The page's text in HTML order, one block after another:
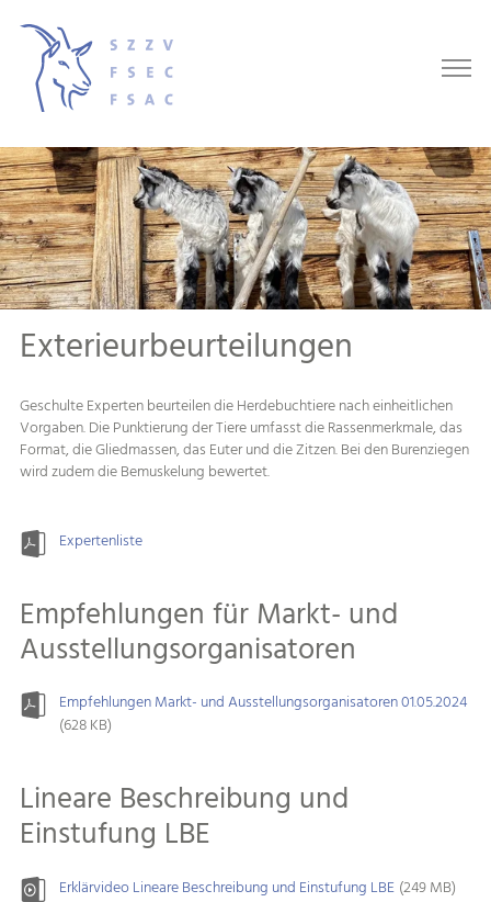
Exterieurbeurteilungen
Geschulte Experten beurteilen die Herdebuchtiere nach einheitlichen
Vorgaben. Die Punktierung der Tiere umfasst die Rassenmerkmale, das
Format, die Gliedmassen, das Euter und die Zitzen. Bei den Burenziegen
wird zudem die Bemuskelung bewertet.
Expertenliste
Empfehlungen für Markt- und
Ausstellungsorganisatoren
Empfehlungen Markt- und Ausstellungsorganisatoren 01.05.2024
(628 KB)
Lineare Beschreibung und
Einstufung LBE
Erklärvideo Lineare Beschreibung und Einstufung LBE (249 MB)